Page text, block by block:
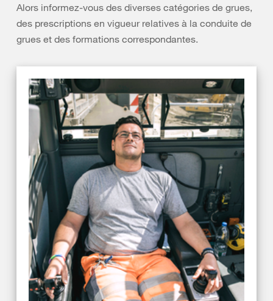
Alors informez-vous des diverses catégories de grues,
des prescriptions en vigueur relatives à la conduite de
grues et des formations correspondantes.